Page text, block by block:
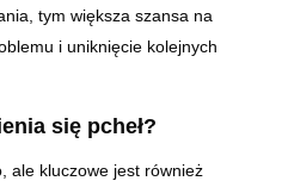
tym większa szansa na
i uniknięcie kolejnych
się pcheł?
ale kluczowe jest również